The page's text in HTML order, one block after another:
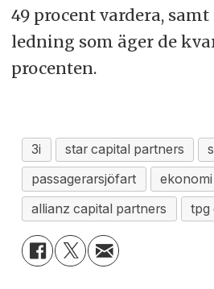
49 procent vardera,
ledning som äger de
procenten.
3i star capital partners
passagerarsjöfart
ekonomi
allianz capital partners
tpg